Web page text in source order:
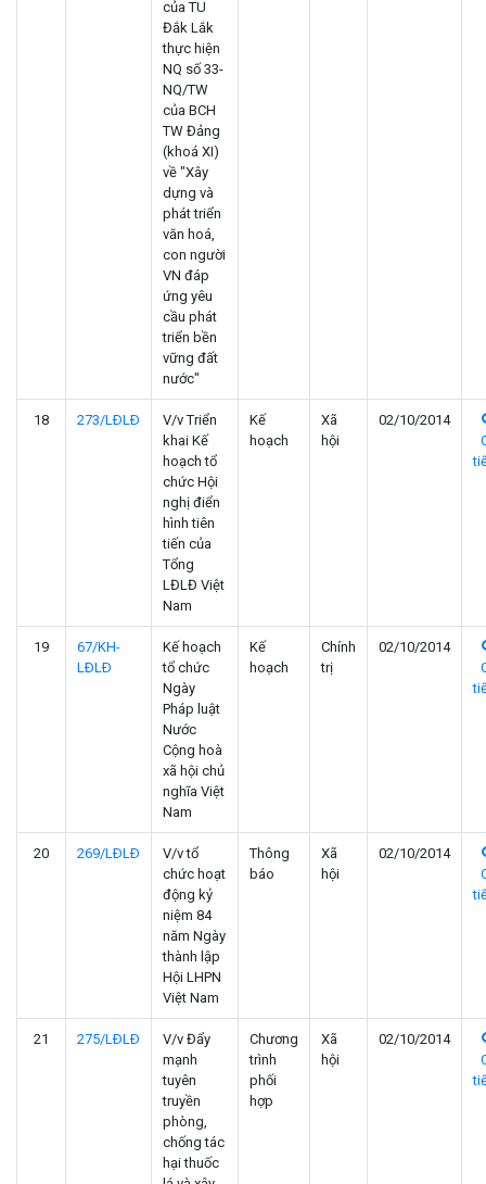
của TU
Đắk Lắk
thực hiện
NQ số 33-
NQ/TW
của BCH
TW Đảng
(khoá XI)
về "Xây
dựng và
phát triển
văn hoá,
con người
VN đáp
ứng yêu
cầu phát
triển bền
vững đất
nước"
18 273/LÐLÐ
V/v Triển
khai Kế
hoạch tổ
chức Hội
nghị điển
hình tiên
tiến của
Tổng
LĐLĐ Việt
Nam
Kế
hoạch
Xã
hội
02/10/2014
19
67/KH-
LÐLÐ
Kế hoạch
tổ chức
Ngày
Pháp luật
Nước
Cộng hoà
xã hội chủ
nghĩa Việt
Nam
Kế
hoạch
Chính
trị
02/10/2014
20 269/LÐLÐ
V/v tổ
chức hoạt
động kỷ
niệm 84
năm Ngày
thành lập
Hội LHPN
Việt Nam
Thông
báo
Xã
hội
02/10/2014
21 275/LÐLÐ
V/v Đẩy
mạnh
tuyên
truyền
phòng,
chống tác
hại thuốc
Chương
trình
phối
hợp
Xã
hội
02/10/2014